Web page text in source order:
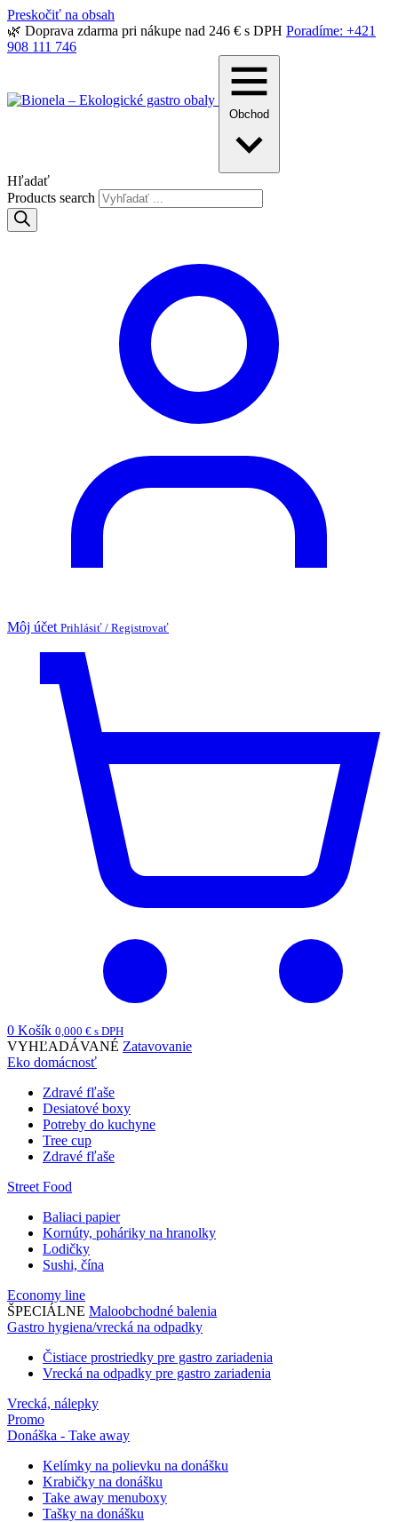
Preskočiť na obsah
🌿 Doprava zdarma pri nákupe nad 246 € s DPH Poradíme: +421
908 111 746
Obchod
Hľadať
Products search
Môj účet Prihlásiť / Registrovať
0 Košík 0,000 € s DPH
VYHĽADÁVANÉ Zatavovanie
Eko domácnosť
Zdravé fľaše
Desiatové boxy
Potreby do kuchyne
Tree cup
Zdravé fľaše
Street Food
Baliaci papier
Kornúty, poháriky na hranolky
Lodičky
Sushi, čína
Economy line
ŠPECIÁLNE Maloobchodné balenia
Gastro hygiena/vrecká na odpadky
Čistiace prostriedky pre gastro zariadenia
Vrecká na odpadky pre gastro zariadenia
Vrecká, nálepky
Promo
Donáška - Take away
Kelímky na polievku na donášku
Krabičky na donášku
Take away menuboxy
Tašky na donášku